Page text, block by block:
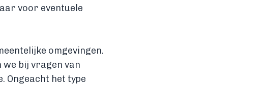
voor eventuele
omgevingen.
bij vragen van
Ongeacht het type